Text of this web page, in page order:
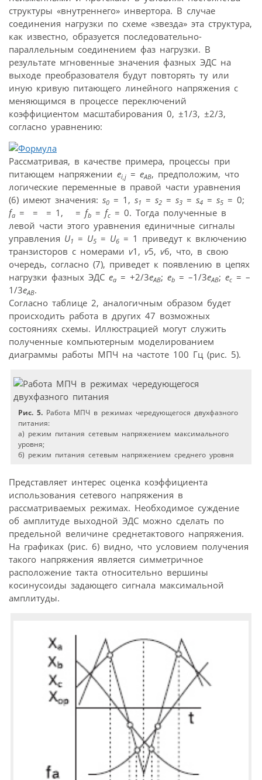
структуры «внутреннего» инвертора. В случае
соединения нагрузки по схеме «звезда» эта структура,
как известно, образуется последовательно-
параллельным соединением фаз нагрузки. В
результате мгновенные значения фазных ЭДС на
выходе преобразователя будут повторять ту или
иную кривую питающего линейного напряжения с
меняющимся в процессе переключений
коэффициентом масштабирования 0, ±1/3, ±2/3,
согласно уравнению:
Рассматривая, в качестве примера, процессы при
питающем напряжении ei,j = eAB, предположим, что
логические переменные в правой части уравнения
(6) имеют значения: s0 = 1, s1 = s2 = s3 = s4 = s5 = 0;
fa = = = 1, = fb = fc = 0. Тогда полученные в
левой части этого уравнения единичные сигналы
управления U1 = U5 = U6 = 1 приведут к включению
транзисторов с номерами v1, v5, v6, что, в свою
очередь, согласно (7), приведет к появлению в цепях
нагрузки фазных ЭДС ea = +2/3eAB; eb = –1/3eAB; ec = –
1/3eAB.
Согласно таблице 2, аналогичным образом будет
происходить работа в других 47 возможных
состояниях схемы. Иллюстрацией могут служить
полученные компьютерным моделированием
диаграммы работы МПЧ на частоте 100 Гц (рис. 5).
Рис. 5. Работа МПЧ в режимах чередующегося двухфазного
питания:
а) режим питания сетевым напряжением максимального
уровня;
б) режим питания сетевым напряжением среднего уровня
Представляет интерес оценка коэффициента
использования сетевого напряжения в
рассматриваемых режимах. Необходимое суждение
об амплитуде выходной ЭДС можно сделать по
предельной величине среднетактового напряжения.
На графиках (рис. 6) видно, что условием получения
такого напряжения является симметричное
расположение такта относительно вершины
косинусоиды задающего сигнала максимальной
амплитуды.